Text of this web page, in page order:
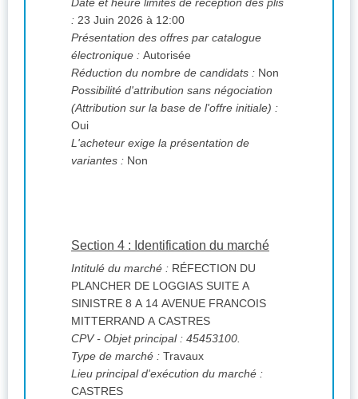
Date et heure limites de réception des plis
: 23 Juin 2026 à 12:00
Présentation des offres par catalogue
électronique : Autorisée
Réduction du nombre de candidats : Non
Possibilité d'attribution sans négociation
(Attribution sur la base de l'offre initiale) :
Oui
L'acheteur exige la présentation de
variantes : Non
Section 4 : Identification du marché
Intitulé du marché : RÉFECTION DU
PLANCHER DE LOGGIAS SUITE A
SINISTRE 8 A 14 AVENUE FRANCOIS
MITTERRAND A CASTRES
CPV- Objet principal : 45453100.
Type de marché : Travaux
Lieu principal d'exécution du marché :
CASTRES